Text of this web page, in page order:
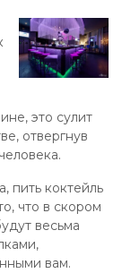
это сулит
отвергнув
пить коктейль
что в скором
весьма
вам.